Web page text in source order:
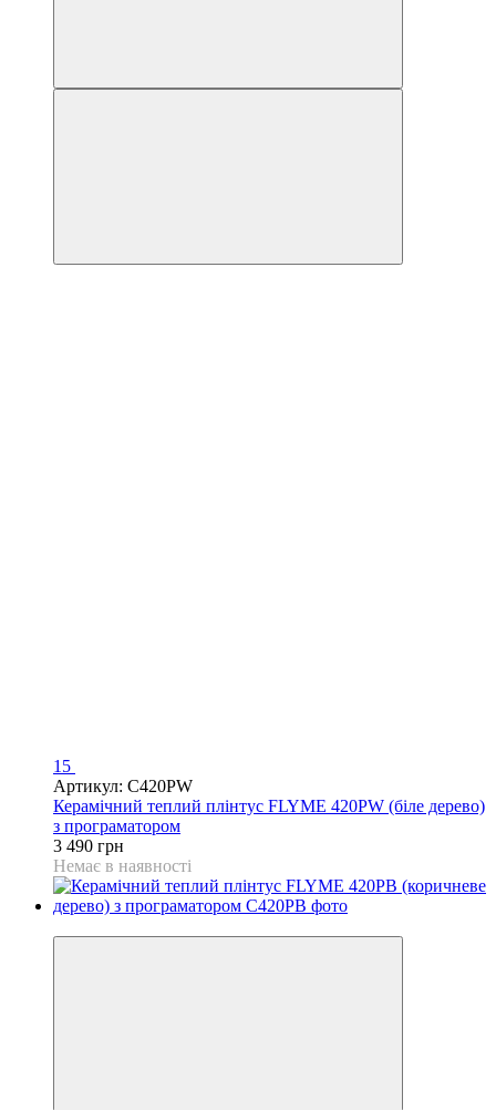
15
Артикул: C420PW
Керамічний теплий плінтус FLYME 420PW (біле дерево)
з програматором
3 490 грн
Немає в наявності